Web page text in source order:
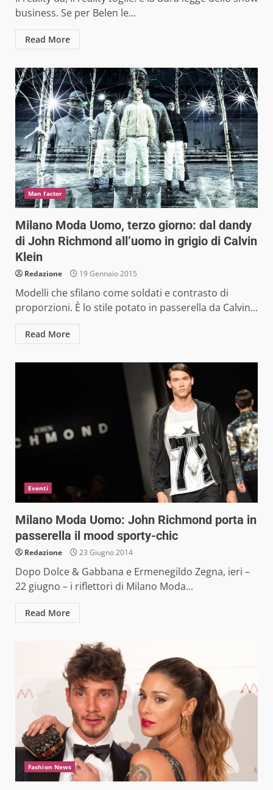
business. Se per Belen le...
Read More
Man factor
Milano Moda Uomo, terzo giorno: dal dandy
di John Richmond all’uomo in grigio di Calvin
Klein
Redazione 19 Gennaio 2015
Modelli che sfilano come soldati e contrasto di
proporzioni. È lo stile potato in passerella da Calvin...
Read More
Eventi
Milano Moda Uomo: John Richmond porta in
passerella il mood sporty-chic
Redazione 23 Giugno 2014
Dopo Dolce & Gabbana e Ermenegildo Zegna, ieri –
22 giugno – i riflettori di Milano Moda...
Read More
Fashion News